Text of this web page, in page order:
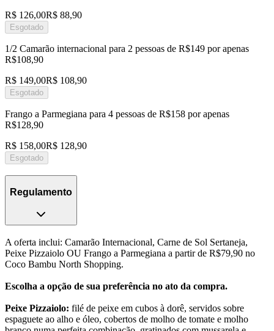
R$ 126,00R$ 88,90
Esgotado
1/2 Camarão internacional para 2 pessoas de R$149 por apenas
R$108,90
R$ 149,00R$ 108,90
Esgotado
Frango a Parmegiana para 4 pessoas de R$158 por apenas
R$128,90
R$ 158,00R$ 128,90
Esgotado
Regulamento
A oferta inclui: Camarão Internacional, Carne de Sol Sertaneja,
Peixe Pizzaiolo OU Frango a Parmegiana a partir de R$79,90 no
Coco Bambu North Shopping.
Escolha a opção de sua preferência no ato da compra.
Peixe Pizzaiolo: filé de peixe em cubos à dorê, servidos sobre
espaguete ao alho e óleo, cobertos de molho de tomate e molho